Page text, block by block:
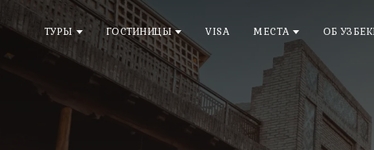
ТУРЫ ГОСТИНИЦЫ VISA МЕСТА ОБ